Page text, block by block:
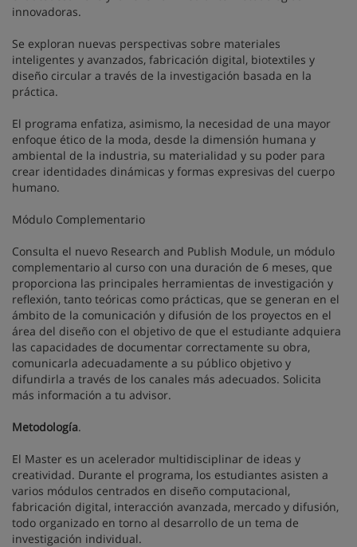
innovadoras.
Se exploran nuevas perspectivas sobre materiales
inteligentes y avanzados, fabricación digital, biotextiles y
diseño circular a través de la investigación basada en la
práctica.
El programa enfatiza, asimismo, la necesidad de una mayor
enfoque ético de la moda, desde la dimensión humana y
ambiental de la industria, su materialidad y su poder para
crear identidades dinámicas y formas expresivas del cuerpo
humano.
Módulo Complementario
Consulta el nuevo Research and Publish Module, un módulo
complementario al curso con una duración de 6 meses, que
proporciona las principales herramientas de investigación y
reflexión, tanto teóricas como prácticas, que se generan en el
ámbito de la comunicación y difusión de los proyectos en el
área del diseño con el objetivo de que el estudiante adquiera
las capacidades de documentar correctamente su obra,
comunicarla adecuadamente a su público objetivo y
difundirla a través de los canales más adecuados. Solicita
más información a tu advisor.
Metodología.
El Master es un acelerador multidisciplinar de ideas y
creatividad. Durante el programa, los estudiantes asisten a
varios módulos centrados en diseño computacional,
fabricación digital, interacción avanzada, mercado y difusión,
todo organizado en torno al desarrollo de un tema de
investigación individual.